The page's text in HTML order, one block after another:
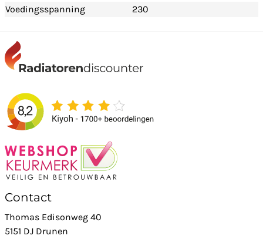
Voedingsspanning
230
Contact
Thomas Edisonweg 40
5151 DJ Drunen